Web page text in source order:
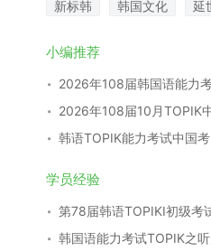
新标韩 韩国文化 延
小编推荐
韩语TOPIK能力考试中国
学员经验
第78届韩语TOPIKⅠ初级考
韩国语能力考试TOPIK之听